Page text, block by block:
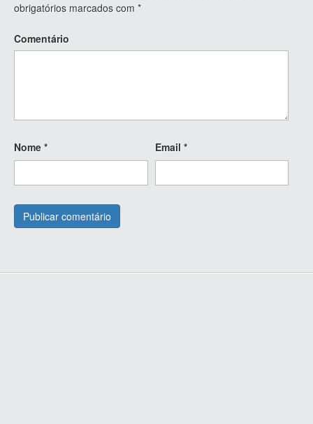
obrigatórios marcados com *
Comentário
Nome * Email *